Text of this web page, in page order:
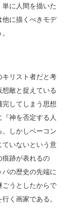
に人間を描いた
に描くべきモデ
リスト者だと考
敵と捉えている
してしまう思想
神を否定する人
しかしベーコン
いないという意
跡が表れるの
の歴史の先端に
うとしたからで
く画家である。